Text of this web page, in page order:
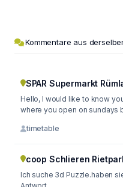
Kommentare aus
SPAR Supermarkt
Hello, I would like to know
where you open on sundays
timetable
coop Schlieren
Ich suche 3d Puzzle.haben
Antwort.